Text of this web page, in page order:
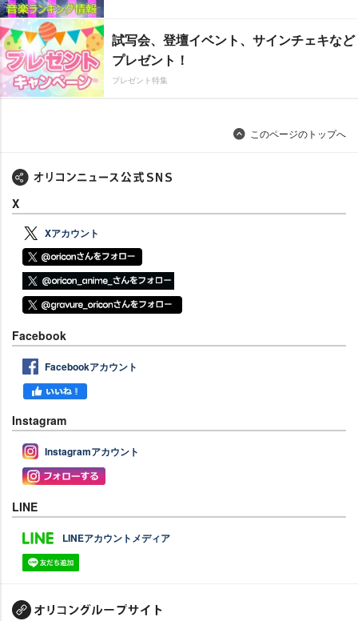
試写会、登壇イベント、サインチェキなど
プレゼント！
プレゼント特集
このページのトップへ
X
Xアカウント
Facebook
Facebookアカウント
Instagram
Instagramアカウント
LINE
LINEアカウントメディア